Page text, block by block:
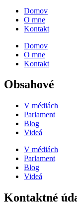
Domov
O mne
Kontakt
Domov
O mne
Kontakt
Obsahové
V médiách
Parlament
Blog
Videá
V médiách
Parlament
Blog
Videá
Kontaktné